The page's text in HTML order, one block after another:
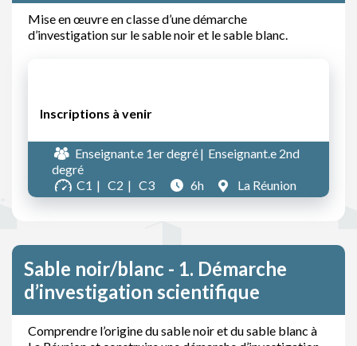
Mise en œuvre en classe d’une démarche
d’investigation sur le sable noir et le sable blanc.
Inscriptions à venir
Enseignant.e 1er degré
Enseignant.e 2nd
degré
C1
C2 C3 6h La Réunion
Sable noir/blanc - 1. Démarche
d’investigation scientifique
Comprendre l’origine du sable noir et du sable blanc à